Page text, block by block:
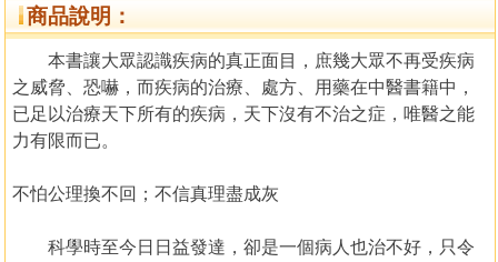
商品說明：
本書讓大眾認識疾病的真正面目，庶幾大眾不再受疾病
之威脅、恐嚇，而疾病的治療、處方、用藥在中醫書籍中，
已足以治療天下所有的疾病，天下沒有不治之症，唯醫之能
力有限而已。
不怕公理換不回；不信真理盡成灰
科學時至今日日益發達，卻是一個病人也治不好，只令